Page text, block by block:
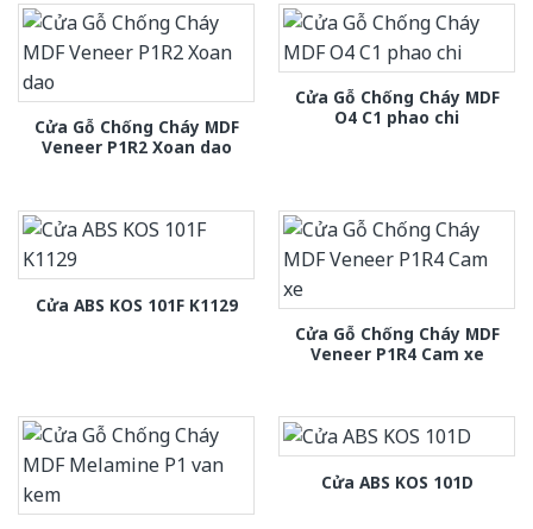
Cửa Gỗ Chống Cháy MDF
Veneer P1R2 Xoan dao
Cửa Gỗ Chống Cháy MDF
O4 C1 phao chi
Cửa ABS KOS 101F K1129
Cửa Gỗ Chống Cháy MDF
Veneer P1R4 Cam xe
Cửa ABS KOS 101D